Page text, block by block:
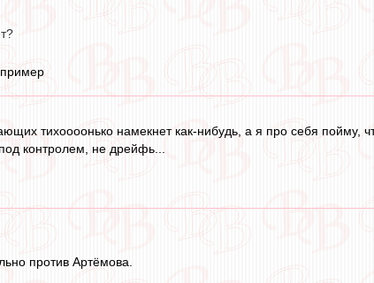
тихоооонько намекнет как-нибудь, а я про себя пойму,
контролем, не дрейфь...
против Артёмова.